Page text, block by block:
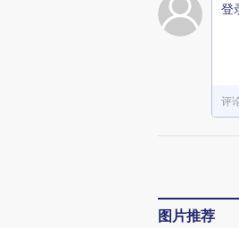
登
评
图片推荐